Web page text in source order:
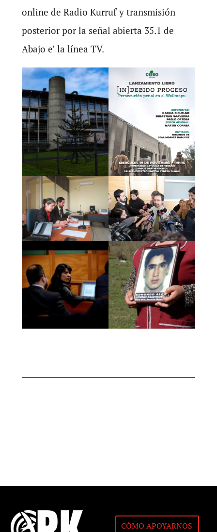
online de Radio Kurruf y transmisión
posterior por la señal abierta 35.1 de
Abajo e’ la línea TV.
CÓMO APOYARNOS